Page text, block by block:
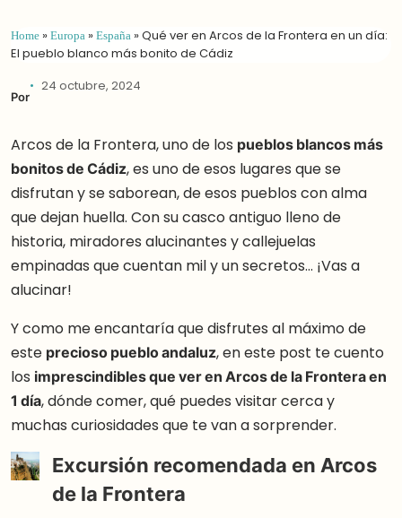
Home »Europa »España »Qué ver en Arcos de la Frontera en un día:
El pueblo blanco más bonito de Cádiz
Por
24 octubre, 2024
Arcos de la Frontera, uno de los pueblos blancos más
bonitos de Cádiz, es uno de esos lugares que se
disfrutan y se saborean, de esos pueblos con alma
que dejan huella. Con su casco antiguo lleno de
historia, miradores alucinantes y callejuelas
empinadas que cuentan mil y un secretos… ¡Vas a
alucinar!
Y como me encantaría que disfrutes al máximo de
este precioso pueblo andaluz, en este post te cuento
los imprescindibles que ver en Arcos de la Frontera en
1 día, dónde comer, qué puedes visitar cerca y
muchas curiosidades que te van a sorprender.
Excursión recomendada en Arcos
de la Frontera